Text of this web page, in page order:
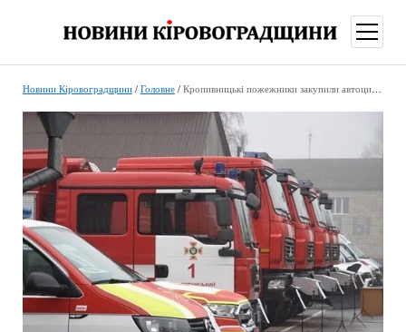
меню
Новини Кіровоградщини/ Головне/ Кропивницькі пожежники закупили автоцистерни у скандально відомої фірми